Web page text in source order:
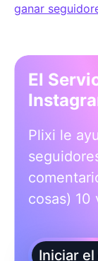
ganar
El
Plixi le
cosas) 10
Iniciar